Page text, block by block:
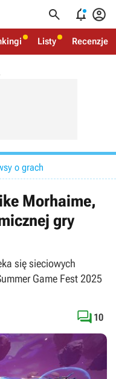
  
Listy Recenzje
o grach
Morhaime,
gry
się sieciowych
Game Fest 2025
 10